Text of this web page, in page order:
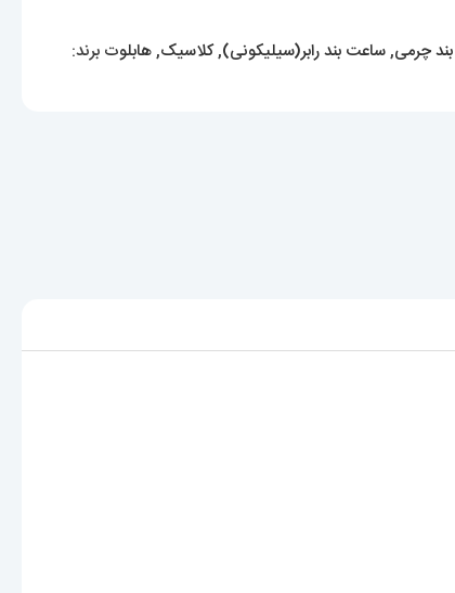
چرمی,ساعت بند رابر(سیلیکونی),کلاسیک,هابلوت برند: